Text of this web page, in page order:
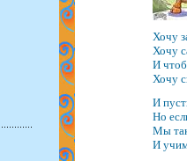
Хочу
Хочу
И
Хочу
И
Но
Мы
И